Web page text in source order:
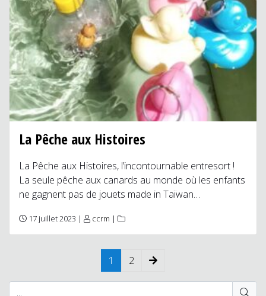
La Pêche aux Histoires
La Pêche aux Histoires, l’incontournable entresort !
La seule pêche aux canards au monde où les enfants
ne gagnent pas de jouets made in Taïwan…
17 juillet 2023 | ccrm |
1 2